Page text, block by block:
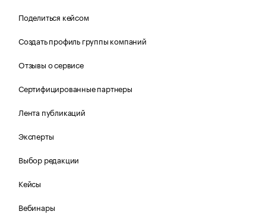
Поделиться кейсом
Создать профиль группы компаний
Отзывы о сервисе
Сертифицированные партнеры
Лента публикаций
Эксперты
Выбор редакции
Кейсы
Вебинары